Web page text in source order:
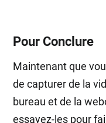
Pour Conclure
Maintenant que
de capturer de la
bureau et de la
essayez-les pour